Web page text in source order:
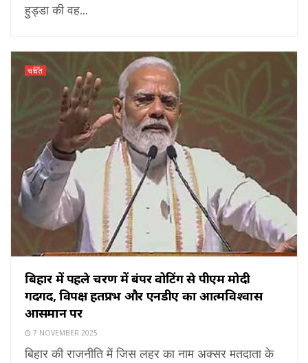
हुड्डा की वह...
चर्चित
बिहार में पहले चरण में बंपर वोटिंग से पीएम मोदी
गदगद, विपक्ष हतप्रभ और एनडीए का आत्मविश्वास
आसमान पर
7 NOVEMBER 2025
बिहार की राजनीति में जिस लहर का नाम अक्सर मतदाता के